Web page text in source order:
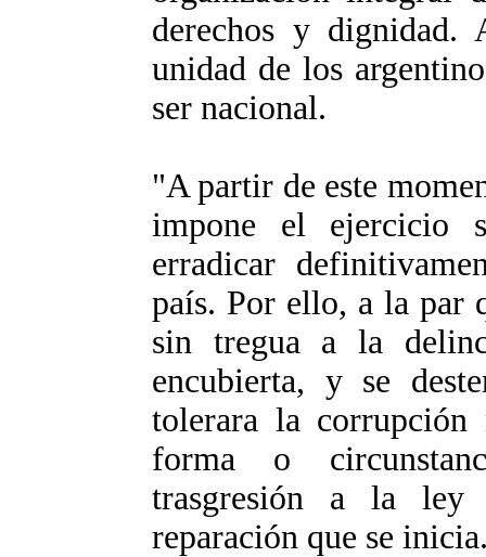
derechos y
unidad de los
ser nacional.
"A partir de este
impone el ejercicio
erradicar
país. Por ello, a la par
sin tregua a la
encubierta, y se
tolerara la
forma o
trasgresión a la ley
reparación que se